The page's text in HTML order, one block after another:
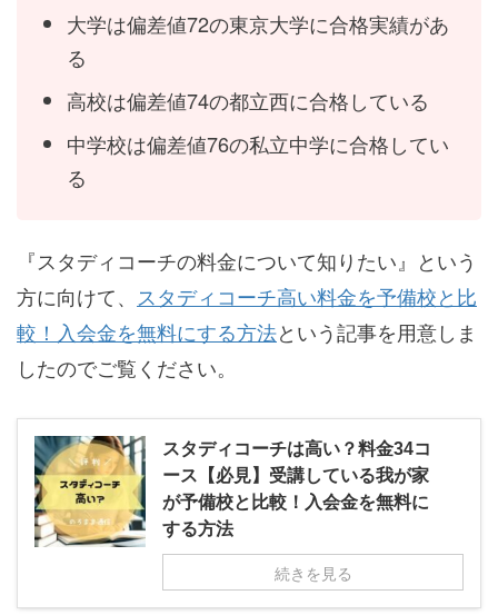
大学は偏差値72の東京大学に合格実績があ
る
高校は偏差値74の都立西に合格している
中学校は偏差値76の私立中学に合格してい
る
『スタディコーチの料金について知りたい』という
方に向けて、
スタディコーチ高い料金を予備校と比
較！入会金を無料にする方法という記事を用意しま
したのでご覧ください。
スタディコーチは高い？料金34コ
ース【必見】受講している我が家
が予備校と比較！入会金を無料に
する方法
続きを見る